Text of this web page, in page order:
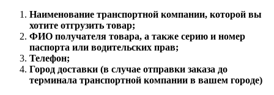
Наименование транспортной компании, которой вы
хотите отгрузить товар;
ФИО получателя товара, а также серию и номер
паспорта или водительских прав;
Телефон;
Город доставки (в случае отправки заказа до
терминала транспортной компании в вашем городе)